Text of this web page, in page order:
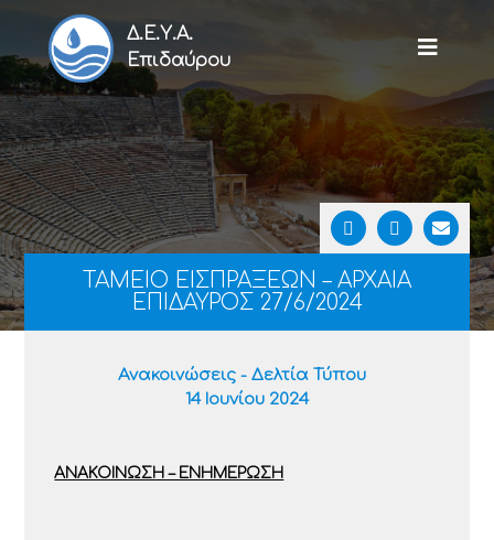
Δ.Ε.Υ.Α.
Επιδαύρου
ΤΑΜΕΙΟ ΕΙΣΠΡΑΞΕΩΝ – ΑΡΧΑΙΑ
ΕΠΙΔΑΥΡΟΣ 27/6/2024
Ανακοινώσεις - Δελτία Τύπου
14 Ιουνίου 2024
ΑΝΑΚΟΙΝΩΣΗ – ΕΝΗΜΕΡΩΣΗ